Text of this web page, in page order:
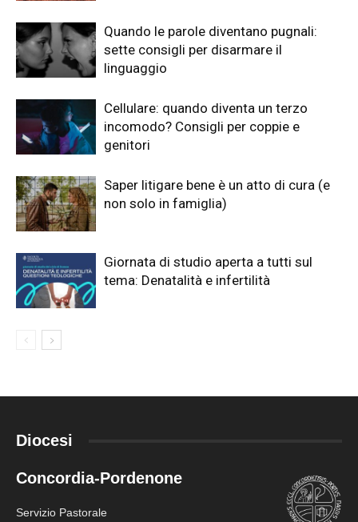
Quando le parole diventano pugnali:
sette consigli per disarmare il
linguaggio
Cellulare: quando diventa un terzo
incomodo? Consigli per coppie e
genitori
Saper litigare bene è un atto di cura (e
non solo in famiglia)
Giornata di studio aperta a tutti sul
tema: Denatalità e infertilità
Diocesi
Concordia-Pordenone
Servizio Pastorale